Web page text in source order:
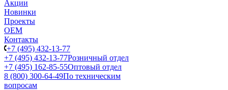
Акции
Новинки
Проекты
ОЕМ
Контакты
+7 (495) 432-13-77
+7 (495) 432-13-77Розничный отдел
+7 (495) 162-85-55Оптовый отдел
8 (800) 300-64-49По техническим
вопросам